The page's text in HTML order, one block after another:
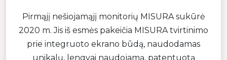
Pirmąjį nešiojamąjį monitorių MISURA sukūrė
2020 m. Jis iš esmės pakeičia MISURA tvirtinimo
prie integruoto ekrano būdą, naudodamas
unikalų, lengvai naudojamą, patentuotą